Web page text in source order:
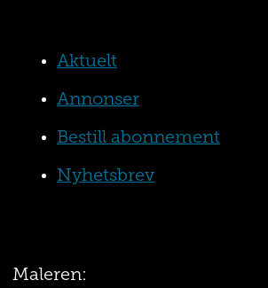
Aktuelt
Annonser
Bestill abonnement
Nyhetsbrev
Maleren: